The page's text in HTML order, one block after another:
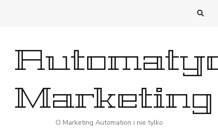
Marketing
O Marketing Automation i nie tylko